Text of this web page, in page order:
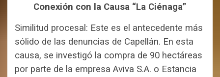
Conexión con la Causa “La Ciénaga”
Similitud procesal: Este es el antecedente más
sólido de las denuncias de Capellán. En esta
causa, se investigó la compra de 90 hectáreas
por parte de la empresa Aviva S.A. o Estancia